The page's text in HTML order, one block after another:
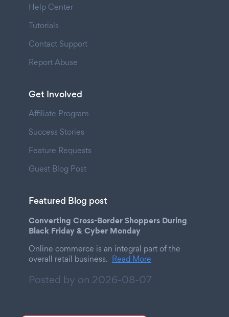
Help Center
Tutorials
Contact Support
Report Abuse
Get Involved
Affiliate Program
Success Stories
Feature Requests
Guest Blog Post
Featured Blog post
Converting Cross-Border Shoppers During
Black Friday & Cyber Monday
Online commerce is an integral part of the
overall retail business. Read More
Posted by on 2026-08-07